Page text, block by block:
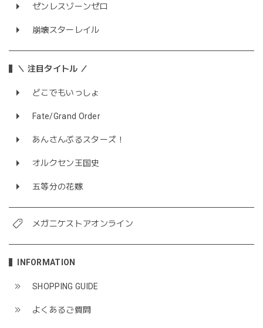
ゼンレスゾーンゼロ
崩壊スターレイル
＼ 注目タイトル ／
どこでもいっしょ
Fate/Grand Order
あんさんぶるスターズ！
オルクセン王国史
五等分の花嫁
メガニケストアオンライン
INFORMATION
SHOPPING GUIDE
よくあるご質問